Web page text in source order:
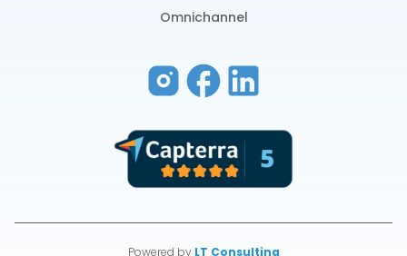
Omnichannel
Powered by LT Consulting